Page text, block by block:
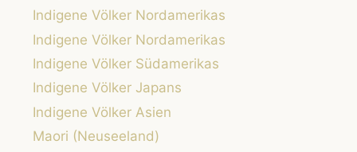
Indigene Völker Nordamerikas
Indigene Völker Nordamerikas
Indigene Völker Südamerikas
Indigene Völker Japans
Indigene Völker Asien
Maori (Neuseeland)